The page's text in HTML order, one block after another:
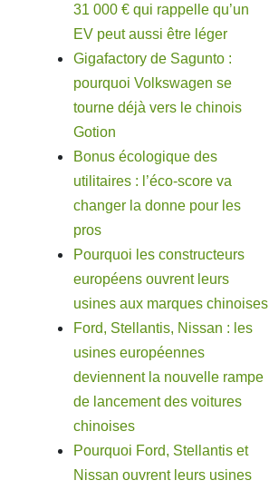
31 000 € qui rappelle qu’un
EV peut aussi être léger
Gigafactory de Sagunto :
pourquoi Volkswagen se
tourne déjà vers le chinois
Gotion
Bonus écologique des
utilitaires : l’éco-score va
changer la donne pour les
pros
Pourquoi les constructeurs
européens ouvrent leurs
usines aux marques chinoises
Ford, Stellantis, Nissan : les
usines européennes
deviennent la nouvelle rampe
de lancement des voitures
chinoises
Pourquoi Ford, Stellantis et
Nissan ouvrent leurs usines